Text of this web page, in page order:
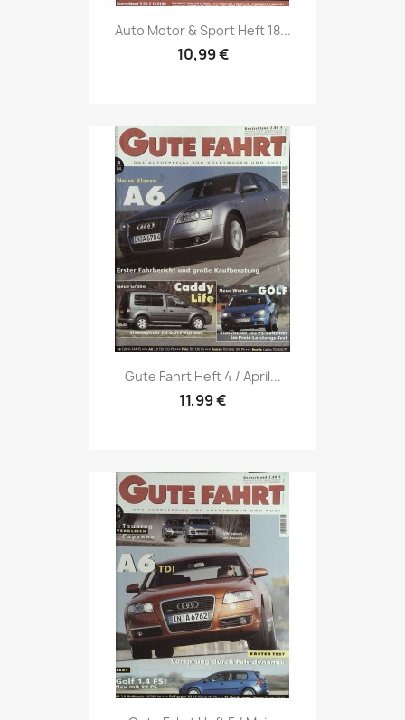
Vorschau
Auto Motor & Sport Heft 18...
10,99 €
Vorschau
Gute Fahrt Heft 4 / April...
11,99 €